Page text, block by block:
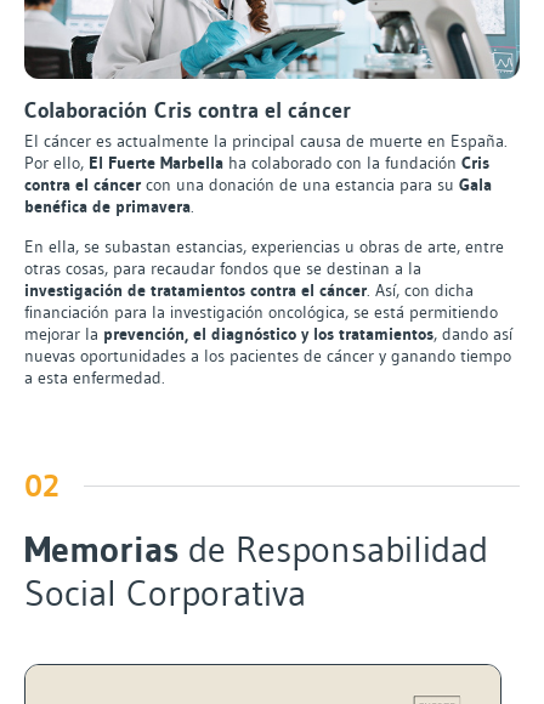
Colaboración Cris contra el cáncer
El cáncer es actualmente la principal causa de muerte en España.
Por ello, El Fuerte Marbella ha colaborado con la fundación Cris
contra el cáncer con una donación de una estancia para su Gala
benéfica de primavera.
En ella, se subastan estancias, experiencias u obras de arte, entre
otras cosas, para recaudar fondos que se destinan a la
investigación de tratamientos contra el cáncer. Así, con dicha
financiación para la investigación oncológica, se está permitiendo
mejorar la prevención, el diagnóstico y los tratamientos, dando así
nuevas oportunidades a los pacientes de cáncer y ganando tiempo
a esta enfermedad.
02
Memorias de Responsabilidad
Social Corporativa